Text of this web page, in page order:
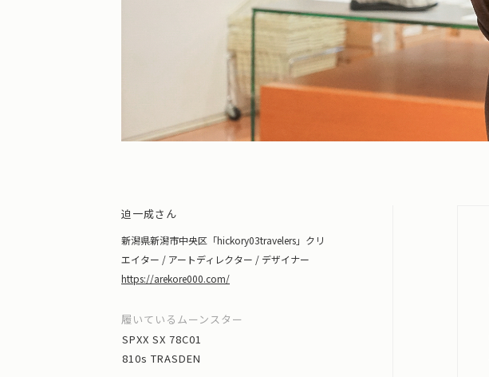
迫一成さん
新潟県新潟市中央区「hickory03travelers」クリ
エイター / アートディレクター / デザイナー
https://arekore000.com/
履いているムーンスター
SPXX SX 78C01
810s TRASDEN